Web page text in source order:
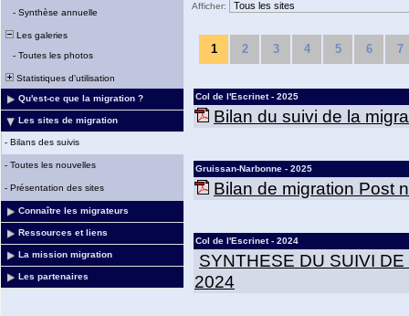
- Synthèse annuelle
Les galeries
- Toutes les photos
Statistiques d'utilisation
Qu'est-ce que la migration ?
Les sites de migration
- Bilans des suivis
- Toutes les nouvelles
- Présentation des sites
Connaître les migrateurs
Ressources et liens
La mission migration
Les partenaires
Afficher:
1 2 3 4 5 6 7
Col de l'Escrinet - 2025
Bilan du suivi de la
Gruissan-Narbonne - 2025
Bilan de migration Post
Col de l'Escrinet - 2024
SYNTHESE DU SUIVI
2024